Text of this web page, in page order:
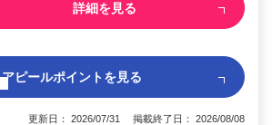
詳細を見る
アピールポイントを見る
更新日： 2026/07/31 掲載終了日： 2026/08/08